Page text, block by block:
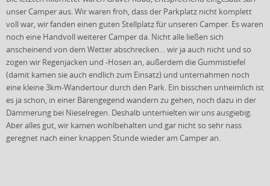
unser Camper aus. Wir waren froh, dass der Parkplatz nicht komplett
voll war, wir fanden einen guten Stellplatz für unseren Camper. Es waren
noch eine Handvoll weiterer Camper da. Nicht alle ließen sich
anscheinend von dem Wetter abschrecken… wir ja auch nicht und so
zogen wir Regenjacken und -Hosen an, außerdem die Gummistiefel
(damit kamen sie auch endlich zum Einsatz) und unternahmen noch
eine kleine 3km-Wandertour durch den Park. Ein bisschen unheimlich ist
es ja schon, in einer Bärengegend wandern zu gehen, noch dazu in der
Dämmerung bei Nieselregen. Deshalb unterhielten wir uns ausgiebig.
Aber alles gut, wir kamen wohlbehalten und gar nicht so sehr nass
geregnet nach einer knappen Stunde wieder am Camper an.